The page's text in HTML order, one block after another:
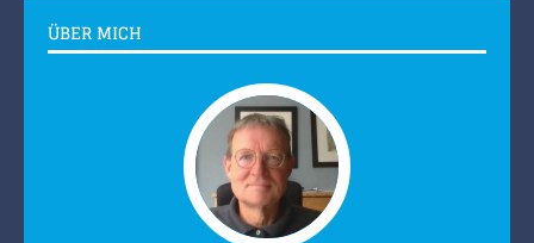
ÜBER MICH